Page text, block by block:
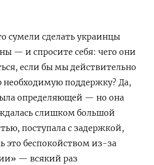
сумели сделать украинцы
— и спросите себя: чего они
если бы мы действительно
необходимую поддержку? Да,
определяющей — но она
слишком большой
поступала с задержкой,
это беспокойством из-за
— всякий раз